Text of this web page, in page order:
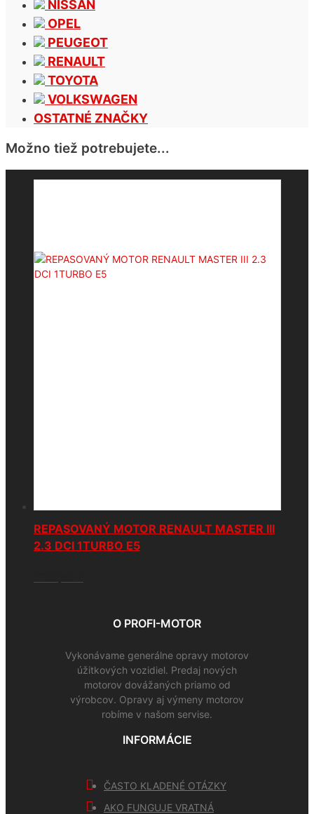
NISSAN
OPEL
PEUGEOT
RENAULT
TOYOTA
VOLKSWAGEN
OSTATNÉ ZNAČKY
Možno tiež potrebujete...
REPASOVANÝ MOTOR RENAULT MASTER III
2.3 DCI 1TURBO E5
O PROFI-MOTOR
Vykonávame generálne opravy motorov
úžitkových vozidiel. Predaj nových
motorov dovážaných priamo od
výrobcov. Opravy aj výmeny motorov
robíme v našom servise.
INFORMÁCIE
ČASTO KLADENÉ OTÁZKY
AKO FUNGUJE VRATNÁ